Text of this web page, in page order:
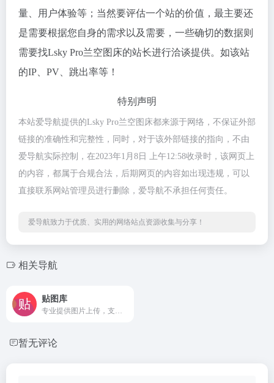
量、用户体验等；当然要评估一个站的价值，最主要还
是需要根据您自身的需求以及需要，一些确切的数据则
需要找Lsky Pro兰空图床的站长进行洽谈提供。如该站
的IP、PV、跳出率等！
特别声明
本站爱导航提供的Lsky Pro兰空图床都来源于网络，不保证外部
链接的准确性和完整性，同时，对于该外部链接的指向，不由
爱导航实际控制，在2023年1月8日 上午12:58收录时，该网页上
的内容，都属于合规合法，后期网页的内容如出现违规，可以
直接联系网站管理员进行删除，爱导航不承担任何责任。
爱导航致力于优质、实用的网络站点资源收集与分享！
相关导航
贴图库
暂无评论